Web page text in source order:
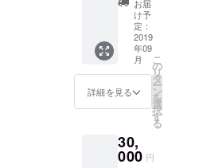
ページ
「仮」
での企
業名記
載 ・通
常掲載
割引券2
枚 以上
お届
け予
定：
2019
年09
月
詳細を見る
こ
の
リ
タ
ー
ン
を
選
択
す
る
30,
000 円